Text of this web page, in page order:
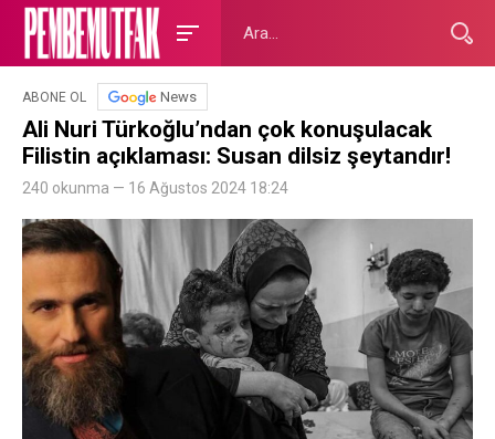
ABONE OL News
Ali Nuri Türkoğlu’ndan çok konuşulacak
Filistin açıklaması: Susan dilsiz şeytandır!
240 okunma — 16 Ağustos 2024 18:24